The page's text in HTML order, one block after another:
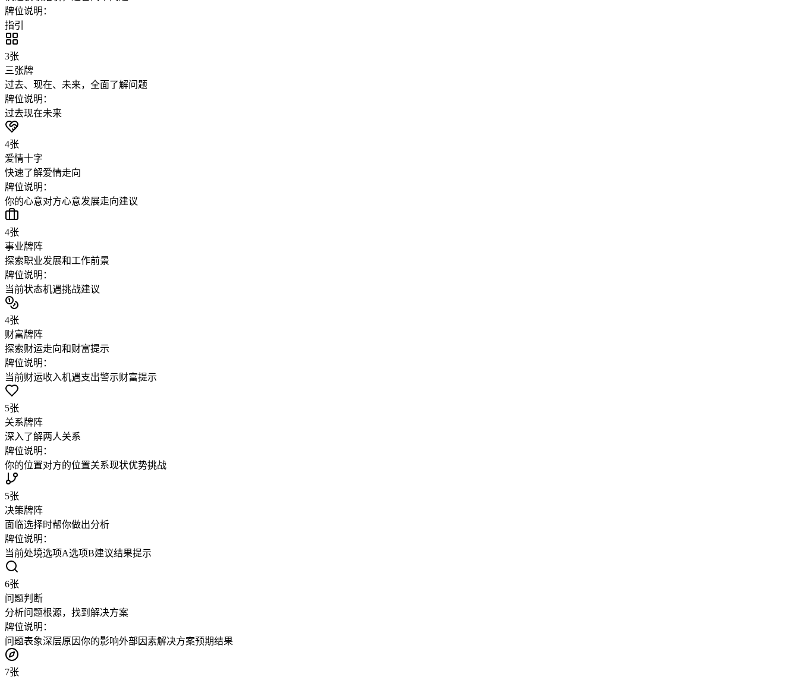
牌位说明：
指引
3张
三张牌
过去、现在、未来，全面了解问题
牌位说明：
过去现在未来
4张
爱情十字
快速了解爱情走向
牌位说明：
你的心意对方心意发展走向建议
4张
事业牌阵
探索职业发展和工作前景
牌位说明：
当前状态机遇挑战建议
4张
财富牌阵
探索财运走向和财富提示
牌位说明：
当前财运收入机遇支出警示财富提示
5张
关系牌阵
深入了解两人关系
牌位说明：
你的位置对方的位置关系现状优势挑战
5张
决策牌阵
面临选择时帮你做出分析
牌位说明：
当前处境选项A选项B建议结果提示
6张
问题判断
分析问题根源，找到解决方案
牌位说明：
问题表象深层原因你的影响外部因素解决方案预期结果
7张